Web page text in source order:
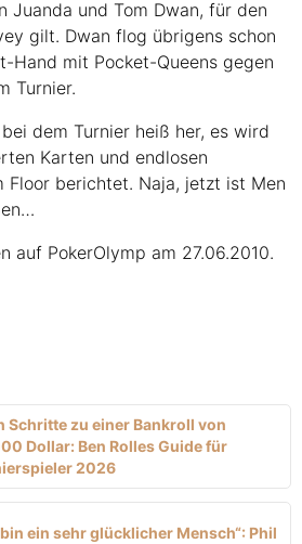
Juanda und Tom Dwan, für den
gilt. Dwan flog übrigens schon
Hand mit Pocket-Queens gegen
Turnier.
dem Turnier heiß her, es wird
Karten und endlosen
Floor berichtet. Naja, jetzt ist Men
auf PokerOlymp am 27.06.2010.
Schritte zu einer Bankroll von
Dollar: Ben Rolles Guide für
2026
bin ein sehr glücklicher Mensch“: Phil